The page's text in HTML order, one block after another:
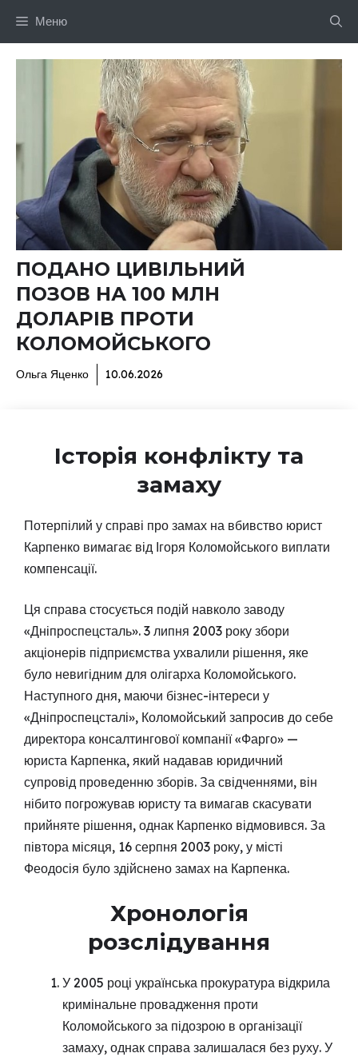
Меню
ПОДАНО ЦИВІЛЬНИЙ
ПОЗОВ НА 100 МЛН
ДОЛАРІВ ПРОТИ
КОЛОМОЙСЬКОГО
Ольга Яценко 10.06.2026
Історія конфлікту та
замаху
Потерпілий у справі про замах на вбивство юрист
Карпенко вимагає від Ігоря Коломойського виплати
компенсації.
Ця справа стосується подій навколо заводу
«Дніпроспецсталь». 3 липня 2003 року збори
акціонерів підприємства ухвалили рішення, яке
було невигідним для олігарха Коломойського.
Наступного дня, маючи бізнес-інтереси у
«Дніпроспецсталі», Коломойський запросив до себе
директора консалтингової компанії «Фарго» —
юриста Карпенка, який надавав юридичний
супровід проведенню зборів. За свідченнями, він
нібито погрожував юристу та вимагав скасувати
прийняте рішення, однак Карпенко відмовився. За
півтора місяця, 16 серпня 2003 року, у місті
Феодосія було здійснено замах на Карпенка.
Хронологія
розслідування
У 2005 році українська прокуратура відкрила
кримінальне провадження проти
Коломойського за підозрою в організації
замаху, однак справа залишалася без руху. У